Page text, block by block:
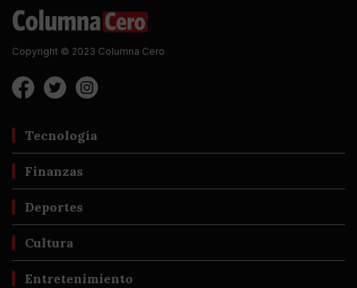
Copyright © 2023 Columna Cero
Tecnología
Finanzas
Deportes
Cultura
Entretenimiento